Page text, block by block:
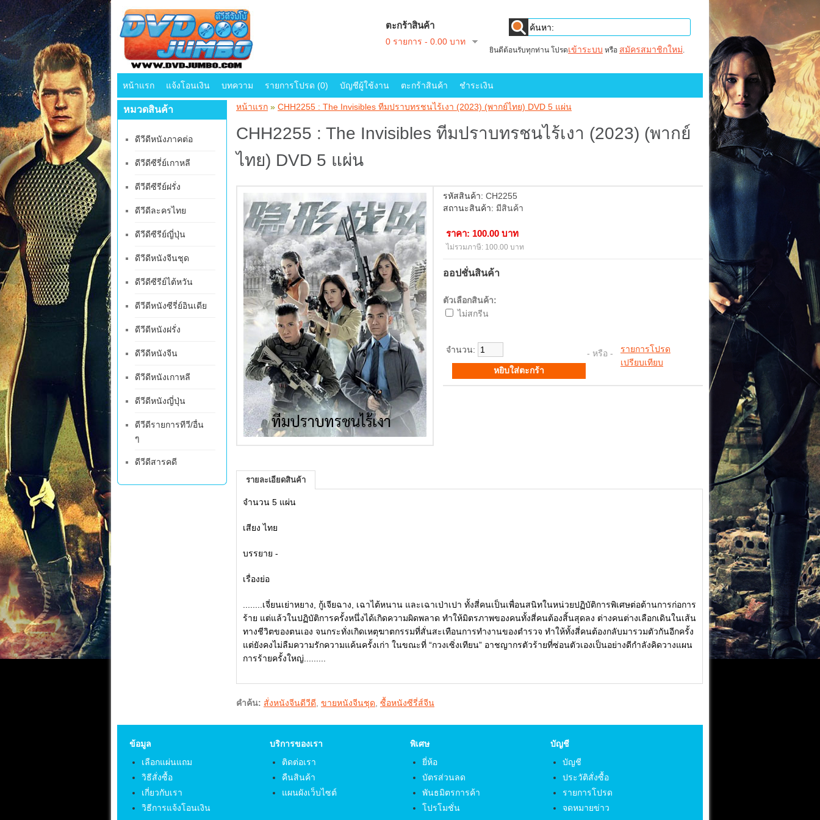
ตะกร้าสินค้า
0 รายการ - 0.00 บาท
ยินดีต้อนรับทุกท่าน โปรดเข้าระบบ หรือ สมัครสมาชิกใหม่.
หน้าแรก แจ้งโอนเงิน บทความ รายการโปรด (0) บัญชีผู้ใช้งาน ตะกร้าสินค้า ชำระเงิน
หมวดสินค้า
ดีวีดีหนังภาคต่อ
ดีวีดีซีรี่ย์เกาหลี
ดีวีดีซีรีย์ฝรั่ง
ดีวีดีละครไทย
ดีวีดีซีรีย์ญี่ปุ่น
ดีวีดีหนังจีนชุด
ดีวีดีซีรีย์ไต้หวัน
ดีวีดีหนังซีรี่ย์อินเดีย
ดีวีดีหนังฝรั่ง
ดีวีดีหนังจีน
ดีวีดีหนังเกาหลี
ดีวีดีหนังญี่ปุ่น
ดีวีดีรายการทีวี/อื่น
ๆ
ดีวีดีสารคดี
หน้าแรก » CHH2255 : The Invisibles ทีมปราบทรชนไร้เงา (2023) (พากย์ไทย) DVD 5 แผ่น
CHH2255 : The Invisibles ทีมปราบทรชนไร้เงา (2023) (พากย์
ไทย) DVD 5 แผ่น
รหัสสินค้า: CH2255
สถานะสินค้า: มีสินค้า
ราคา: 100.00 บาท
ไม่รวมภาษี: 100.00 บาท
ออปชั่นสินค้า
ตัวเลือกสินค้า:
ไม่สกรีน
จำนวน: - หรือ - รายการโปรด
เปรียบเทียบ
รายละเอียดสินค้า
จำนวน 5 แผ่น
เสียง ไทย
บรรยาย -
เรื่องย่อ
........เจี่ยนเย่าหยาง, กู้เจียฉาง, เฉาไต้หนาน และเฉาเป่าเปา ทั้งสี่คนเป็นเพื่อนสนิทในหน่วยปฏิบัติการพิเศษต่อต้านการก่อการ
ร้าย แต่แล้วในปฏิบัติการครั้งหนึ่งได้เกิดความผิดพลาด ทำให้มิตรภาพของคนทั้งสี่คนต้องสิ้นสุดลง ต่างคนต่างเลือกเดินในเส้น
ทางชีวิตของตนเอง จนกระทั่งเกิดเหตุฆาตกรรมที่สั่นสะเทือนการทำงานของตำรวจ ทำให้ทั้งสี่คนต้องกลับมารวมตัวกันอีกครั้ง
แต่ยังคงไม่ลืมความรักความแค้นครั้งเก่า ในขณะที่ “กวงเซิ่งเทียน” อาชญากรตัวร้ายที่ซ่อนตัวเองเป็นอย่างดีกำลังคิดวางแผน
การร้ายครั้งใหญ่.........
คำค้น: สั่งหนังจีนดีวีดี ขายหนังจีนชุด ซื้อหนังซีรี่ส์จีน
ข้อมูล
เลือกแผ่นแถม
วิธีสั่งซื้อ
เกี่ยวกับเรา
วิธีการแจ้งโอนเงิน
บริการของเรา
ติดต่อเรา
คืนสินค้า
แผนผังเว็บไซต์
พิเศษ
ยี่ห้อ
บัตรส่วนลด
พันธมิตรการค้า
โปรโมชั่น
บัญชี
บัญชี
ประวัติสั่งซื้อ
รายการโปรด
จดหมายข่าว